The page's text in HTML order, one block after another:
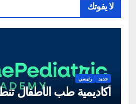
لا يفوتك
جديد رئيسي
أكاديمية طب الأطفال